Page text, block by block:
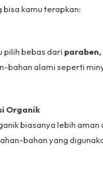
kamu terapkan:
pilih bebas dari
bahan alami seperti
Organik
biasanya lebih aman
bahan yang